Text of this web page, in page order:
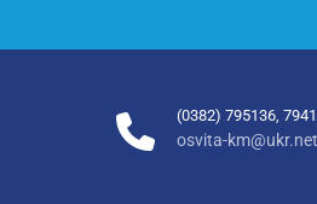
(0382) 795136,
osvita-km@ukr.net